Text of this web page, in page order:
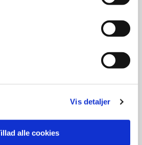
Vis detaljer
alle cookies